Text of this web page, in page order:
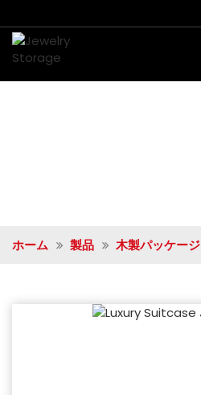
ホーム 製品 木製パッケージ